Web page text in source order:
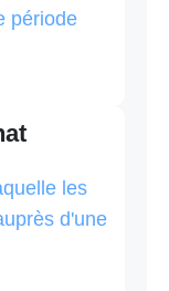
période
les
d'une